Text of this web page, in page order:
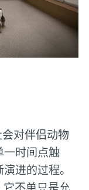
对伴侣动物
一时间点触
进的过程。